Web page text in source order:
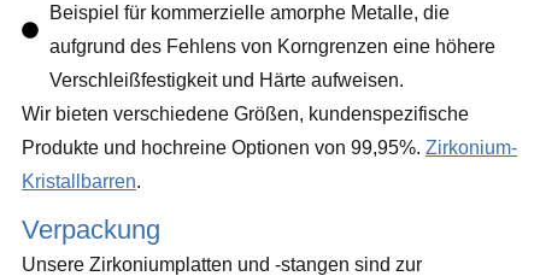
Beispiel für kommerzielle amorphe Metalle, die
aufgrund des Fehlens von Korngrenzen eine höhere
Verschleißfestigkeit und Härte aufweisen.
Wir bieten verschiedene Größen, kundenspezifische
Produkte und hochreine Optionen von 99,95%. Zirkonium-
Kristallbarren.
Verpackung
Unsere Zirkoniumplatten und -stangen sind zur